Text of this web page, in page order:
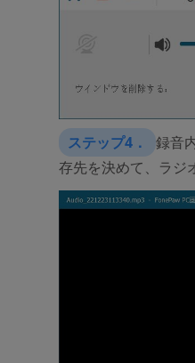
ステップ4． 録音
存先を決めて、ラジ